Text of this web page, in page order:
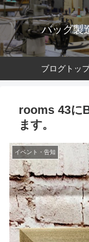
バッグ製
ブログトッ
rooms 43に
ます。
イベント・告知